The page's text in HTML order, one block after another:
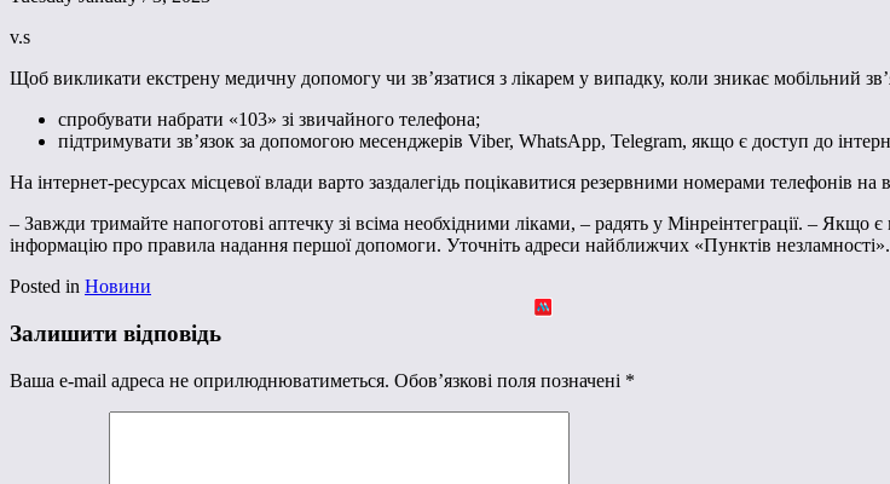
v.s
Щоб викликати екстрену медичну допомогу чи зв’язатися з лікарем у випадку, коли зникає мобільний
спробувати набрати «103» зі звичайного телефона;
підтримувати зв’язок за допомогою месенджерів Viber, WhatsApp, Telegram, якщо є доступ до
На інтернет-ресурсах місцевої влади варто заздалегідь поцікавитися резервними номерами телефонів
– Завжди тримайте напоготові аптечку зі всіма необхідними ліками, – радять у Мінреінтеграції. – Якщо
інформацію про правила надання першої допомоги. Уточніть адреси найближчих «Пунктів незламності».
Posted in Новини
Залишити відповідь
Ваша e-mail адреса не оприлюднюватиметься. Обов’язкові поля позначені *